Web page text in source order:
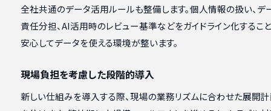
全社共通のデータ活用ルールも整備します。個人情報の扱い、デ
責任分担、AI活用時のレビュー基準などをガイドライン化するこ
安心してデータを使える環境が整います。
現場負担を考慮した段階的導入
新しい仕組みを導入する際、現場の業務リズムに合わせた展開